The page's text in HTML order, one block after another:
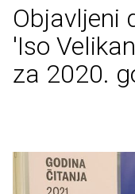
Objavljeni
'Iso
za 2020.